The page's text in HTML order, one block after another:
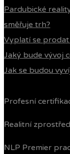
Pardubické
směřuje trh?
Vyplatí se
Jaký bude vývoj
Jak se budou
Profesní
Realitní
NLP Premier